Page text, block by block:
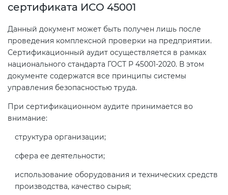
сертификата ИСО 45001
Данный документ может быть получен лишь после
проведения комплексной проверки на предприятии.
Сертификационный аудит осуществляется в рамках
национального стандарта ГОСТ Р 45001-2020. В этом
документе содержатся все принципы системы
управления безопасностью труда.
При сертификационном аудите принимается во
внимание:
структура организации;
сфера ее деятельности;
использование оборудования и технических средств
производства, качество сырья;